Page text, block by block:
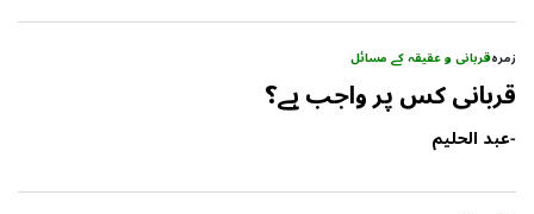
زمرہقربانی و عقیقہ کے مسائل
قربانی کس پر واجب ہے؟
-عبد الحلیم